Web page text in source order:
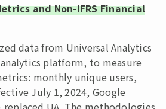
and Non-IFRS Financial
data from Universal Analytics
platform, to measure
monthly unique users,
July 1, 2024, Google